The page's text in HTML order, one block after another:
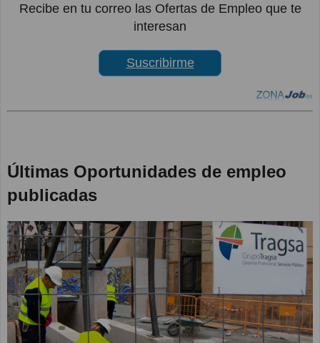
Recibe en tu correo las Ofertas de Empleo que te
interesan
Suscribirme
Últimas Oportunidades de empleo
publicadas